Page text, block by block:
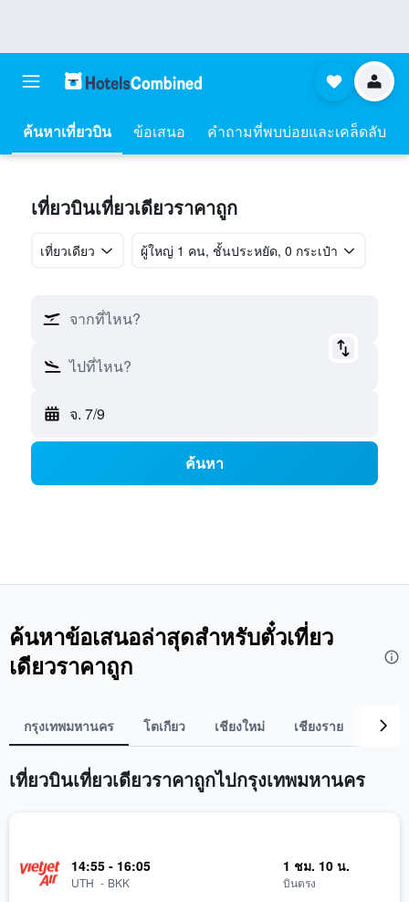
ค้นหาเที่ยวบิน ข้อเสนอ คำถามที่พบบ่อยและเคล็ดลับ
เที่ยวบินเที่ยวเดียวราคาถูก
เที่ยวเดียว ผู้ใหญ่ 1 คน, ชั้นประหยัด, 0 กระเป๋า
จากที่ไหน?
ไปที่ไหน?
จ. 7/9
ค้นหา
ค้นหาข้อเสนอล่าสุดสำหรับตั๋วเที่ยว
เดียวราคาถูก
กรุงเทพมหานคร โตเกียว เชียงใหม่ เชียงราย โอซา
เที่ยวบินเที่ยวเดียวราคาถูกไปกรุงเทพมหานคร
14:55 - 16:05
UTH ท่าอากาศยานนานาชาติอุดรธานี
- BKK กรุงเทพมหานคร ท่าอากาศยานสุวรรณภูมิ
1 ชม. 10 น.
บินตรง